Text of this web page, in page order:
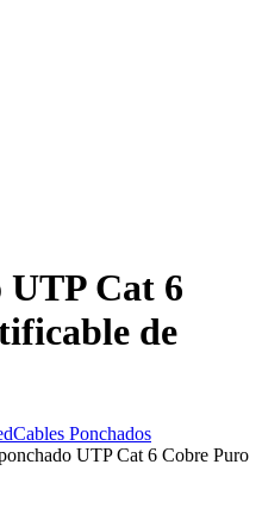
UTP Cat 6
de
Cables Ponchados
UTP Cat 6 Cobre Puro